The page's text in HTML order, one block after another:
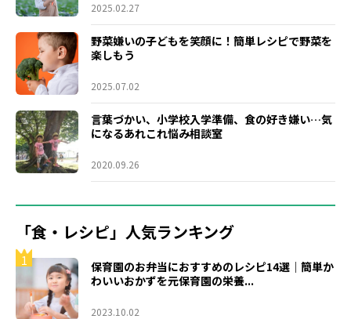
2025.02.27
野菜嫌いの子どもを笑顔に！簡単レシピで野菜を
楽しもう
2025.07.02
言葉づかい、小学校入学準備、食の好き嫌い…気
になるあれこれ悩み相談室
2020.09.26
「食・レシピ」人気ランキング
1
保育園のお弁当におすすめのレシピ14選｜簡単か
わいいおかずを元保育園の栄養...
2023.10.02